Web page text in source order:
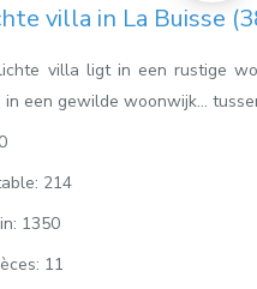
villa in La Buisse
villa ligt in een rustige
in een gewilde woonwijk…
214
1350
11